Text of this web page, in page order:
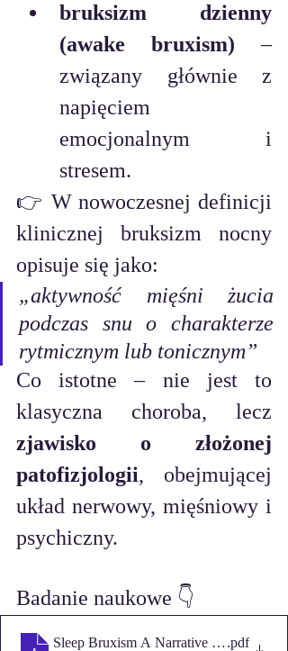
bruksizm dzienny
(awake bruxism) –
związany głównie z
napięciem
emocjonalnym i
stresem.
👉 W nowoczesnej definicji
klinicznej bruksizm nocny
opisuje się jako:
„aktywność mięśni żucia
podczas snu o charakterze
rytmicznym lub tonicznym”
Co istotne – nie jest to
zjawisko o złożonej
patofizjologii, obejmującej
układ nerwowy, mięśniowy i
psychiczny.
Badanie naukowe 👇
Sleep Bruxism A Narrative Review of
.pdf